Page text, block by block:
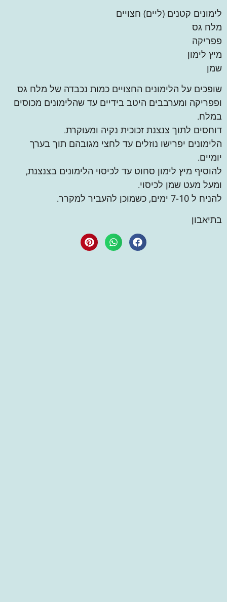
לימונים קטנים (ליים) חצויים
מלח גס
פפריקה
מיץ לימון
שמן
שופכים על הלימונים החצויים כמות נכבדה של מלח גס
ופפריקה ומערבבים היטב בידיים עד שהלימונים מכוסים
במלח.
דוחסים לתוך צנצנת זכוכית נקיה ומעוקרת.
הלימונים יפרישו נוזלים עד לחצי מגובהם תוך בערך
יומיים.
להוסיף מיץ לימון סחוט עד לכיסוי הלימונים בצנצנת,
ומעל מעט שמן לכיסוי.
להניח ל 7-10 ימים, כשמוכן להעביר למקרר.
בתיאבון